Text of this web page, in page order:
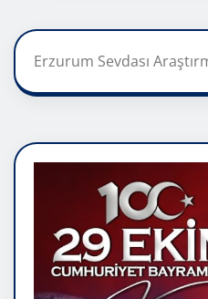
Erzurum Sevdası